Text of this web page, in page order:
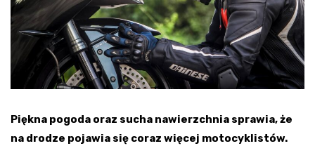
Piękna pogoda oraz sucha nawierzchnia sprawia, że
na drodze pojawia się coraz więcej motocyklistów.